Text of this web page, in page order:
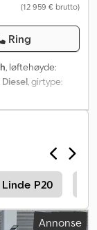
(12 959 € brutto)
Ring
, løftehøyde:
Diesel, girtype:
Linde P20
Annonse